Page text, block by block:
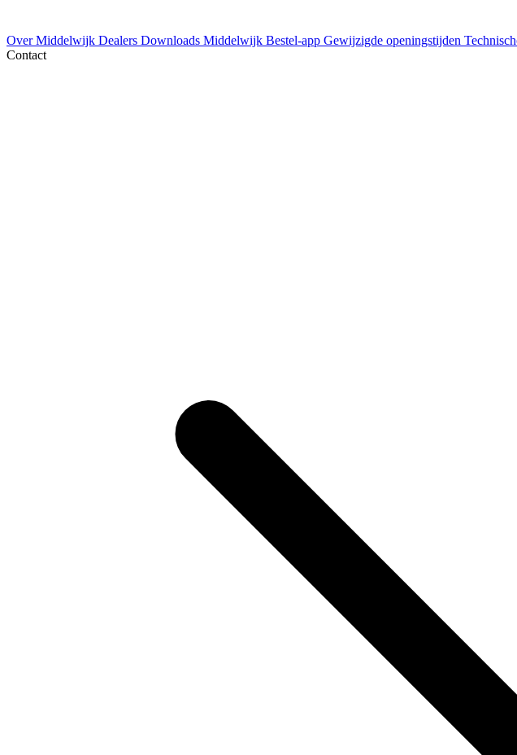
Over Middelwijk Dealers Downloads Middelwijk Bestel-app Gewijzigde openingstijden
Contact